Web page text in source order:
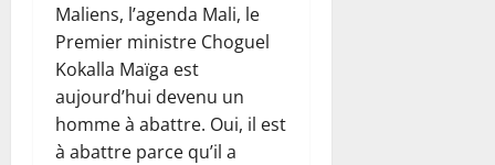
Maliens, l’agenda Mali, le
Premier ministre Choguel
Kokalla Maïga est
aujourd’hui devenu un
homme à abattre. Oui, il est
à abattre parce qu’il a